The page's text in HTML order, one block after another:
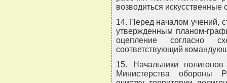
возводиться
14. Перед началом учений,
утвержденным планом-
оцепление согласно
соответствующий
15. Начальники
Министерства обороны